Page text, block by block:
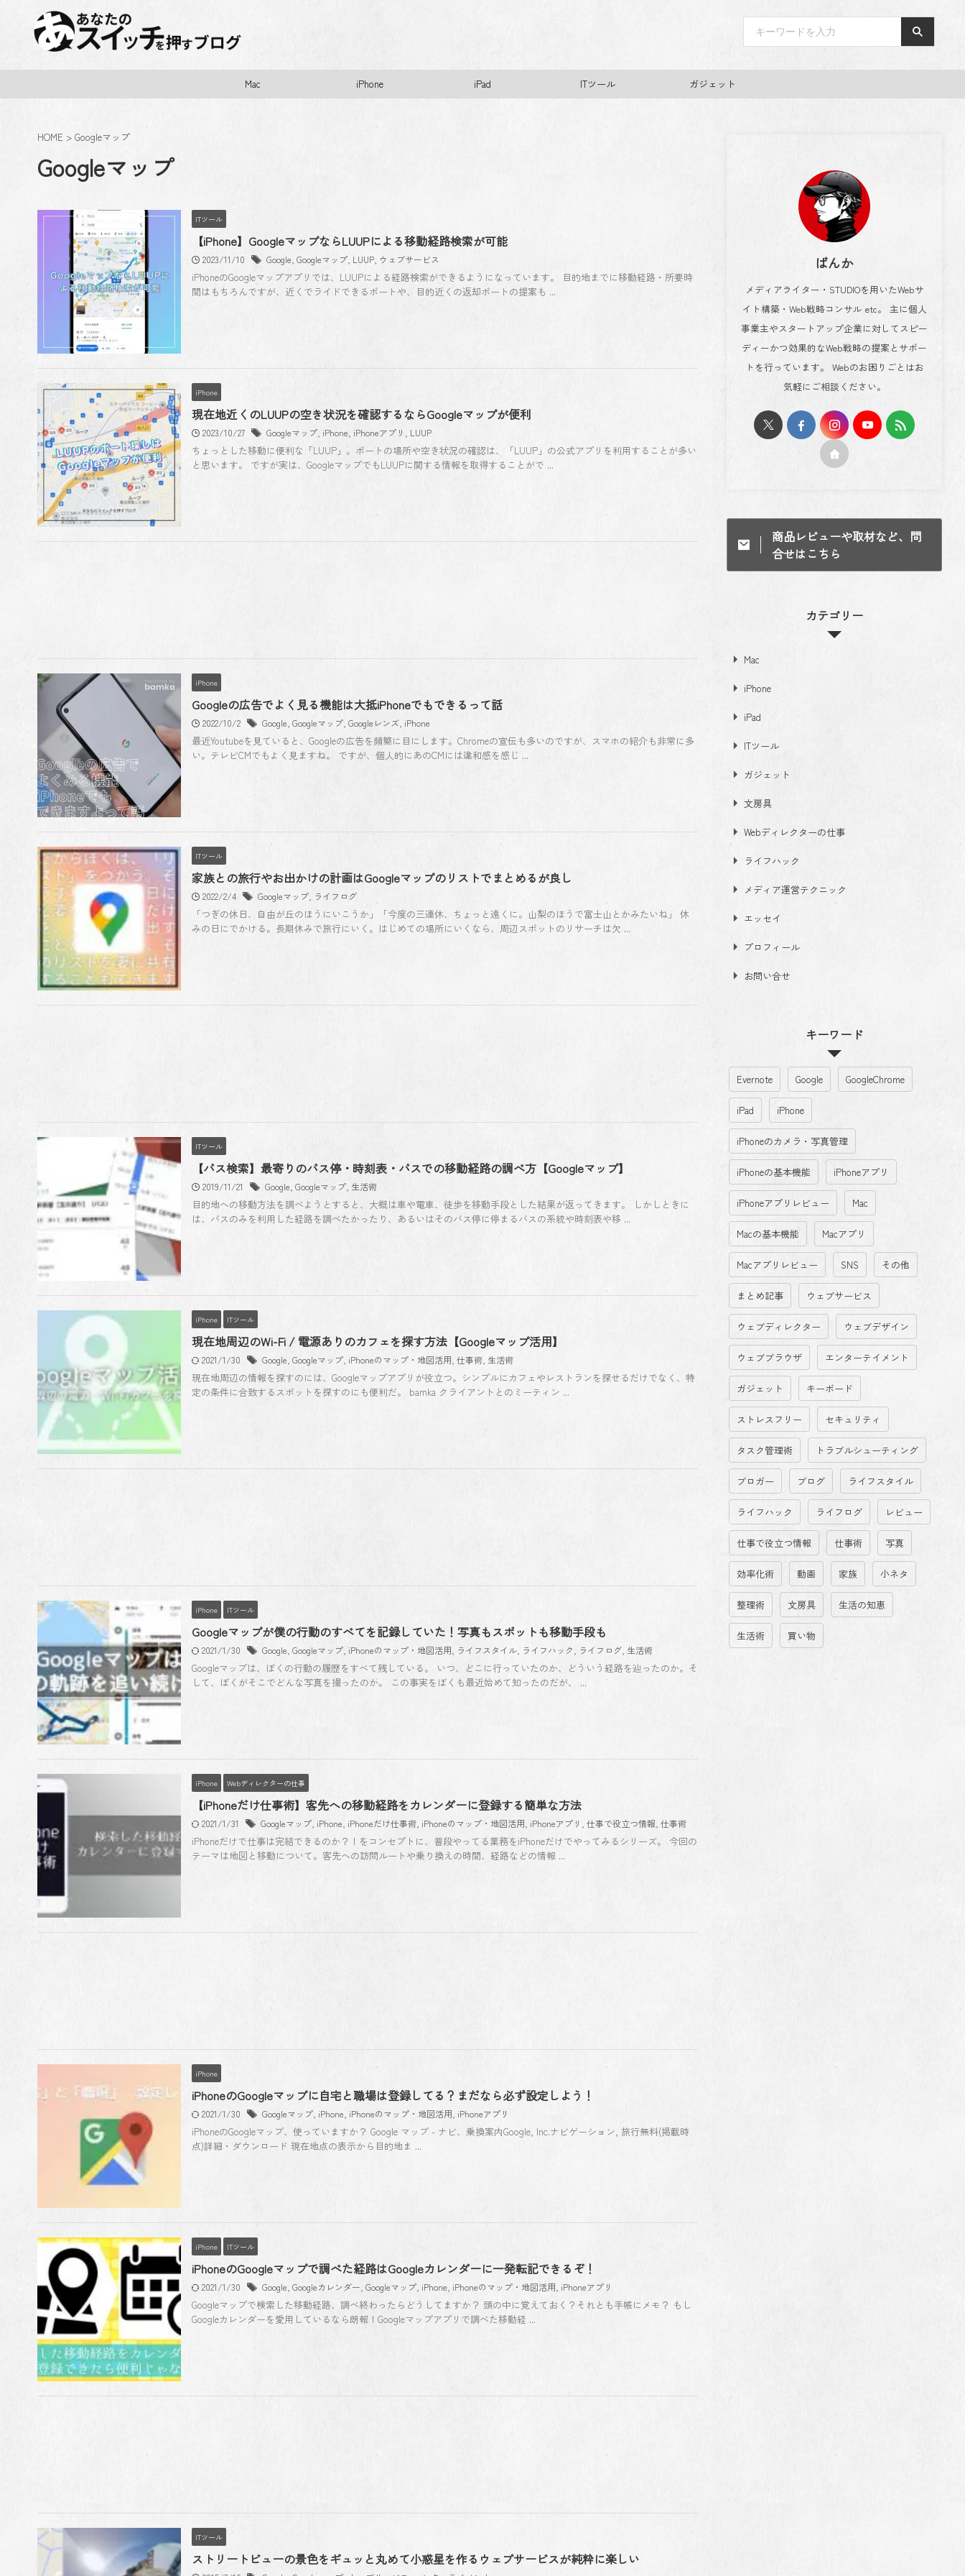
Mac iPhone iPad ITツール ガジェット
HOME > Googleマップ
Googleマップ
ITツール
【iPhone】GoogleマップならLUUPによる移動経路検索が可能
2023/11/10 Google Googleマップ LUUP ウェブサービス
iPhoneのGoogleマップアプリでは、LUUPによる経路検索ができるようになっています。 目的地までに移動経路・所要時
間はもちろんですが、近くでライドできるポートや、目的近くの返却ポートの提案も ...
iPhone
現在地近くのLUUPの空き状況を確認するならGoogleマップが便利
2023/10/27 Googleマップ iPhone iPhoneアプリ LUUP
ちょっとした移動に便利な「LUUP」。ポートの場所や空き状況の確認は、「LUUP」の公式アプリを利用することが多い
と思います。 ですが実は、GoogleマップでもLUUPに関する情報を取得することがで ...
iPhone
Googleの広告でよく見る機能は大抵iPhoneでもできるって話
2022/10/2 Google Googleマップ Googleレンズ iPhone
最近Youtubeを見ていると、Googleの広告を頻繁に目にします。Chromeの宣伝も多いのですが、スマホの紹介も非常に多
い。テレビCMでもよく見ますね。 ですが、個人的にあのCMには違和感を感じ ...
ITツール
家族との旅行やお出かけの計画はGoogleマップのリストでまとめるが良し
2022/2/4 Googleマップ ライフログ
「つぎの休日、自由が丘のほうにいこうか」「今度の三連休、ちょっと遠くに。山梨のほうで富士山とかみたいね」 休
みの日にでかける。長期休みで旅行にいく。はじめての場所にいくなら、周辺スポットのリサーチは欠 ...
ITツール
【バス検索】最寄りのバス停・時刻表・バスでの移動経路の調べ方【Googleマップ】
2019/11/21 Google Googleマップ 生活術
目的地への移動方法を調べようとすると、大概は車や電車、徒歩を移動手段とした結果が返ってきます。 しかしときに
は、バスのみを利用した経路を調べたかったり、あるいはそのバス停に停まるバスの系統や時刻表や移 ...
iPhone ITツール
現在地周辺のWi-Fi / 電源ありのカフェを探す方法【Googleマップ活用】
2021/1/30 Google Googleマップ iPhoneのマップ・地図活用 仕事術 生活術
現在地周辺の情報を探すのには、Googleマップアプリが役立つ。シンプルにカフェやレストランを探せるだけでなく、特
定の条件に合致するスポットを探すのにも便利だ。 bamka クライアントとのミーティン ...
iPhone ITツール
Googleマップが僕の行動のすべてを記録していた！写真もスポットも移動手段も
2021/1/30 Google Googleマップ iPhoneのマップ・地図活用 ライフスタイル ライフハック ライフログ 生活術
Googleマップは、ぼくの行動の履歴をすべて残している。 いつ、どこに行っていたのか、どういう経路を辿ったのか。そ
して、ぼくがそこでどんな写真を撮ったのか。 この事実をぼくも最近始めて知ったのだが、 ...
iPhone Webディレクターの仕事
【iPhoneだけ仕事術】客先への移動経路をカレンダーに登録する簡単な方法
2021/1/31 Googleマップ iPhone iPhoneだけ仕事術 iPhoneのマップ・地図活用 iPhoneアプリ 仕事で役立つ情報 仕事術
iPhoneだけで仕事は完結できるのか？！をコンセプトに、普段やってる業務をiPhoneだけでやってみるシリーズ。 今回の
テーマは地図と移動について。客先への訪問ルートや乗り換えの時間、経路などの情報 ...
iPhone
iPhoneのGoogleマップに自宅と職場は登録してる？まだなら必ず設定しよう！
2021/1/30 Googleマップ iPhone iPhoneのマップ・地図活用 iPhoneアプリ
iPhoneのGoogleマップ、使っていますか？ Google マップ - ナビ、乗換案内Google, Inc.ナビゲーション, 旅行無料(掲載時
点)詳細・ダウンロード 現在地点の表示から目的地ま ...
iPhone ITツール
iPhoneのGoogleマップで調べた経路はGoogleカレンダーに一発転記できるぞ！
2021/1/30 Google Googleカレンダー Googleマップ iPhone iPhoneのマップ・地図活用 iPhoneアプリ
Googleマップで検索した移動経路、調べ終わったらどうしてますか？ 頭の中に覚えておく？それとも手帳にメモ？ もし
Googleカレンダーを愛用しているなら朗報！Googleマップアプリで調べた移動経 ...
ITツール
ストリートビューの景色をギュッと丸めて小惑星を作るウェブサービスが純粋に楽しい
ばんか
メディアライター・STUDIOを用いたWebサ
イト構築・Web戦略コンサル etc。 主に個人
事業主やスタートアップ企業に対してスピー
ディーかつ効果的なWeb戦略の提案とサポー
トを行っています。 Webのお困りごとはお
気軽にご相談ください。
商品レビューや取材など、問
合せはこちら
カテゴリー
Mac
iPhone
iPad
ITツール
ガジェット
文房具
Webディレクターの仕事
ライフハック
メディア運営テクニック
エッセイ
プロフィール
お問い合せ
キーワード
Evernote Google GoogleChrome
iPad iPhone
iPhoneのカメラ・写真管理
iPhoneの基本機能 iPhoneアプリ
iPhoneアプリレビュー Mac
Macの基本機能 Macアプリ
Macアプリレビュー SNS その他
まとめ記事 ウェブサービス
ウェブディレクター ウェブデザイン
ウェブブラウザ エンターテイメント
ガジェット キーボード
ストレスフリー セキュリティ
タスク管理術 トラブルシューティング
ブロガー ブログ ライフスタイル
ライフハック ライフログ レビュー
仕事で役立つ情報 仕事術 写真
効率化術 動画 家族 小ネタ
整理術 文房具 生活の知恵
生活術 買い物